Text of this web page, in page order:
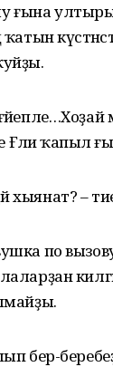
ғына
Ғәлиә ҡапыл
–
по
бер-